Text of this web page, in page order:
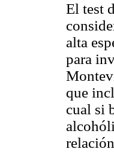
El test
alta
para
que
cual si